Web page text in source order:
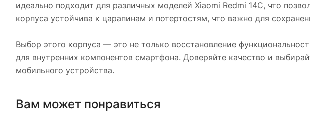
идеально подходит для различных моделей Xiaomi Redmi 14C, что
корпуса устойчива к царапинам и потертостям, что важно для
Выбор этого корпуса — это не только восстановление
для внутренних компонентов смартфона. Доверяйте качество и
мобильного устройства.
Вам может понравиться